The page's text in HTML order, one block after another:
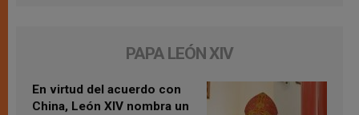
PAPA LEÓN XIV
En virtud del acuerdo con
China, León XIV nombra un